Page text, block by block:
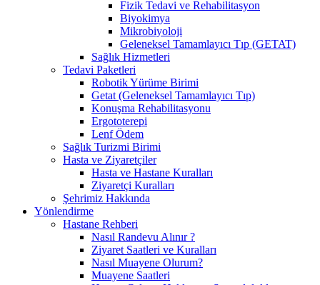
Fizik Tedavi ve Rehabilitasyon
Biyokimya
Mikrobiyoloji
Geleneksel Tamamlayıcı Tıp (GETAT)
Sağlık Hizmetleri
Tedavi Paketleri
Robotik Yürüme Birimi
Getat (Geleneksel Tamamlayıcı Tıp)
Konuşma Rehabilitasyonu
Ergototerepi
Lenf Ödem
Sağlık Turizmi Birimi
Hasta ve Ziyaretçiler
Hasta ve Hastane Kuralları
Ziyaretçi Kuralları
Şehrimiz Hakkında
Yönlendirme
Hastane Rehberi
Nasıl Randevu Alınır ?
Ziyaret Saatleri ve Kuralları
Nasıl Muayene Olurum?
Muayene Saatleri